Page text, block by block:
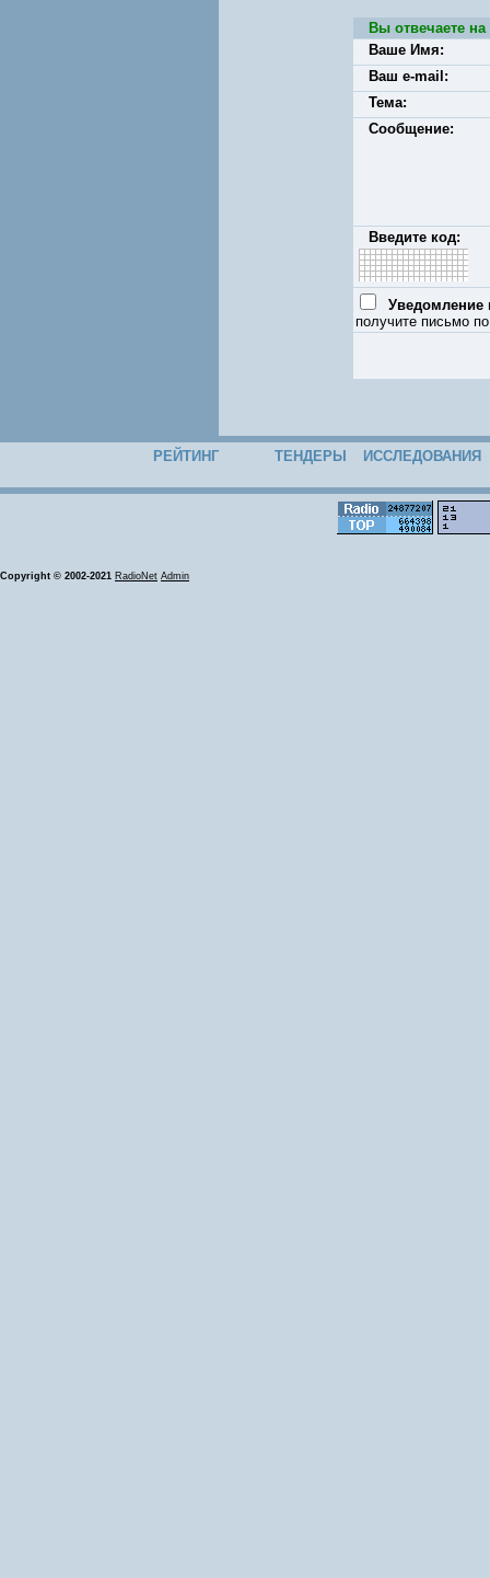
Вы отвечаете
Ваше Имя:
Ваш e-mail:
Тема:
Сообщение:
Введите код:
Уведомление
получите письмо
РЕЙТИНГ ТЕНДЕРЫ ИССЛЕДОВАНИЯ
Copyright © 2002-2021 RadioNet Admin